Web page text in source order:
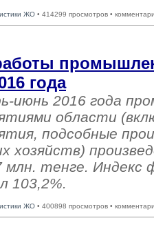
ЖО • 414299 просмотров •
года
июнь 2016 года
области
подсобные
хозяйств)
млн. тенге. Индекс
103,2%.
ЖО • 400898 просмотров •